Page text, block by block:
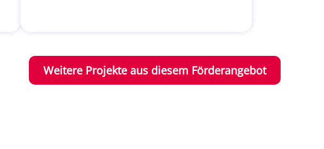
Weitere Projekte aus diesem Förderangebot